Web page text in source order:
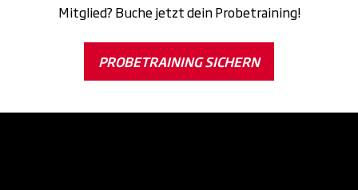
Mitglied? Buche jetzt dein Probetraining!
PROBETRAINING SICHERN